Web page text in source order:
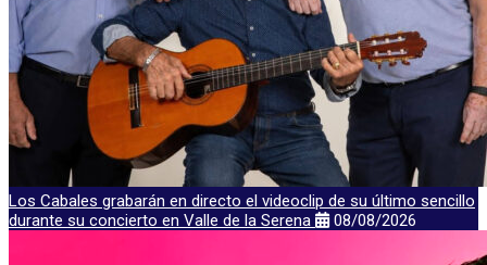
Los Cabales grabarán en directo el videoclip de su último sencillo
durante su concierto en Valle de la Serena
08/08/2026